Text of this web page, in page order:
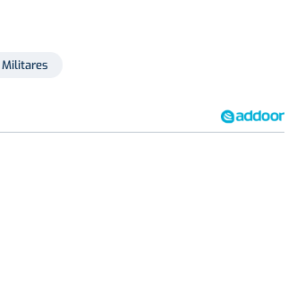
Militares